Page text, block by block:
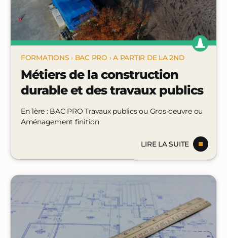
FORMATIONS › BAC PRO ›A PARTIR DE LA 2ND
Métiers de la construction
durable et des travaux publics
En 1ère : BAC PRO Travaux publics ou Gros-oeuvre ou
Aménagement finition
LIRE LA SUITE